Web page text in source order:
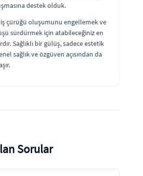
destek olduk.
çürüğü oluşumunu engellemek ve
sürdürmek için atabileceğiniz en
Sağlıklı bir gülüş, sadece estetik
sağlık ve özgüven açısından da
Sorular